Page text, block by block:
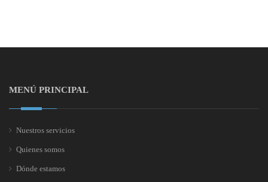
MENÚ PRINCIPAL
Nuestros servicios
Quienes somos
Dónde estamos